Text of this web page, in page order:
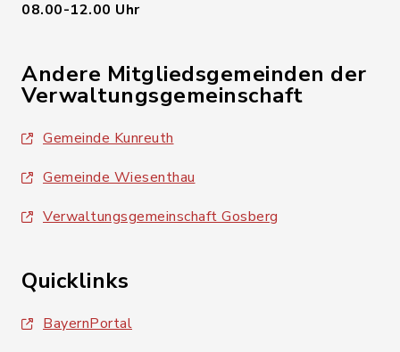
08.00-12.00 Uhr
Andere Mitgliedsgemeinden der
Verwaltungsgemeinschaft
Gemeinde Kunreuth
Gemeinde Wiesenthau
Verwaltungsgemeinschaft Gosberg
Quicklinks
BayernPortal